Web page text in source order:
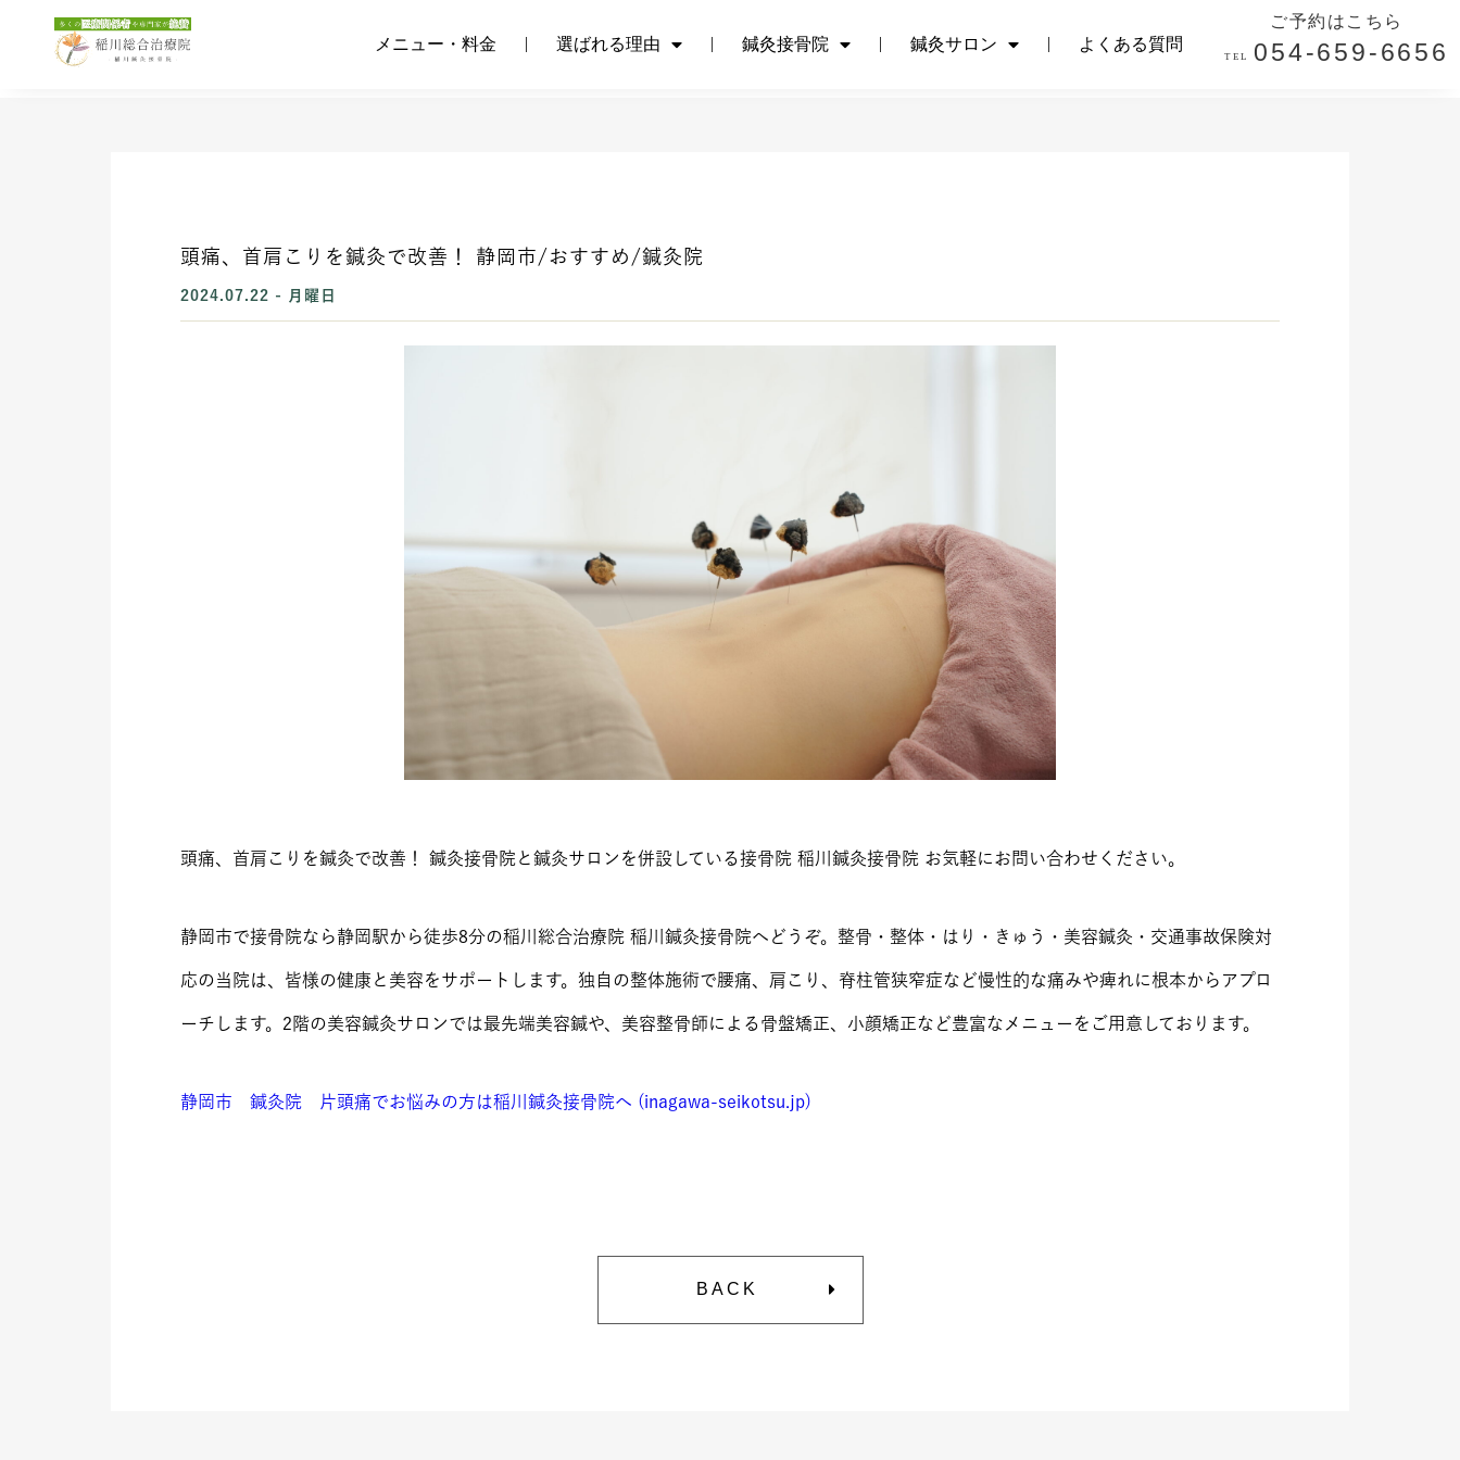
メニュー・料金 選ばれる理由 鍼灸接骨院 鍼灸サロン よくある質問
ご予約はこちら
TEL. 054-659-6656
メニュー・料金 選ばれる理由 鍼灸接骨院 鍼灸サロン よくある質問
ご予約はこちら
TEL. 054-659-6656
頭痛、首肩こりを鍼灸で改善！ 静岡市/おすすめ/鍼灸院
2024.07.22 - 月曜日
頭痛、首肩こりを鍼灸で改善！ 鍼灸接骨院と鍼灸サロンを併設している接骨院 稲川鍼灸接骨院 お気軽にお問い合わせください。
静岡市で接骨院なら静岡駅から徒歩8分の稲川総合治療院 稲川鍼灸接骨院へどうぞ。整骨・整体・はり・きゅう・美容鍼灸・交通事故保険対
応の当院は、皆様の健康と美容をサポートします。独自の整体施術で腰痛、肩こり、脊柱管狭窄症など慢性的な痛みや痺れに根本からアプロ
ーチします。2階の美容鍼灸サロンでは最先端美容鍼や、美容整骨師による骨盤矯正、小顔矯正など豊富なメニューをご用意しております。
静岡市 鍼灸院 片頭痛でお悩みの方は稲川鍼灸接骨院へ (inagawa-seikotsu.jp)
BACK